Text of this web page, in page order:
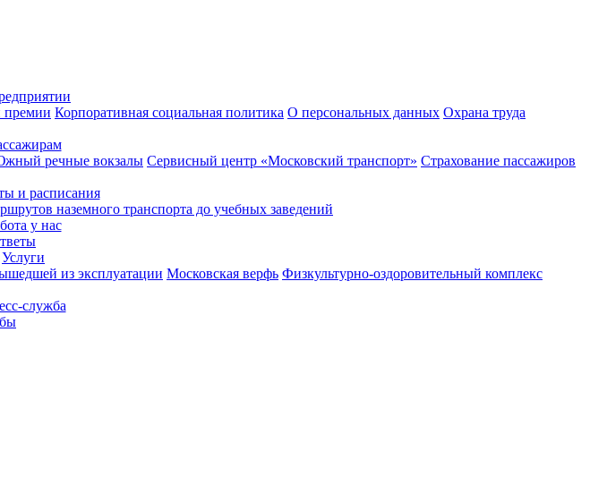
премии Корпоративная социальная политика О персональных данных Охрана труда
речные вокзалы Сервисный центр «Московский транспорт» Страхование пассажиров
и расписания
наземного транспорта до учебных заведений
у нас
Услуги
из эксплуатации Московская верфь Физкультурно-оздоровительный комплекс
служба